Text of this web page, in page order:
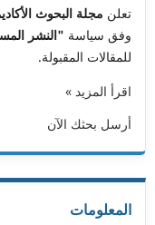
تعلن مجلة البحوث
وفق سياسة "النشر
للمقالات المقبولة.
اقرأ المزيد »
أرسل بحثك الآن
المعلومات